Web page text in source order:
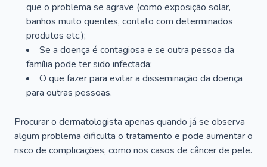
que o problema se agrave (como exposição solar,
banhos muito quentes, contato com determinados
produtos etc.);
Se a doença é contagiosa e se outra pessoa da
família pode ter sido infectada;
O que fazer para evitar a disseminação da doença
para outras pessoas.
Procurar o dermatologista apenas quando já se observa
algum problema dificulta o tratamento e pode aumentar o
risco de complicações, como nos casos de câncer de pele.